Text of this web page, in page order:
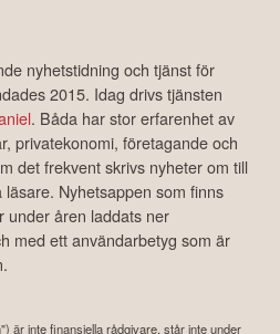
nyhetstidning och tjänst för
2015. Idag drivs tjänsten
. Båda har stor erfarenhet av
privatekonomi, företagande och
det frekvent skrivs nyheter om till
Nyhetsappen som finns
under åren laddats ner
med ett användarbetyg som är
är inte finansiella rådgivare, står inte under